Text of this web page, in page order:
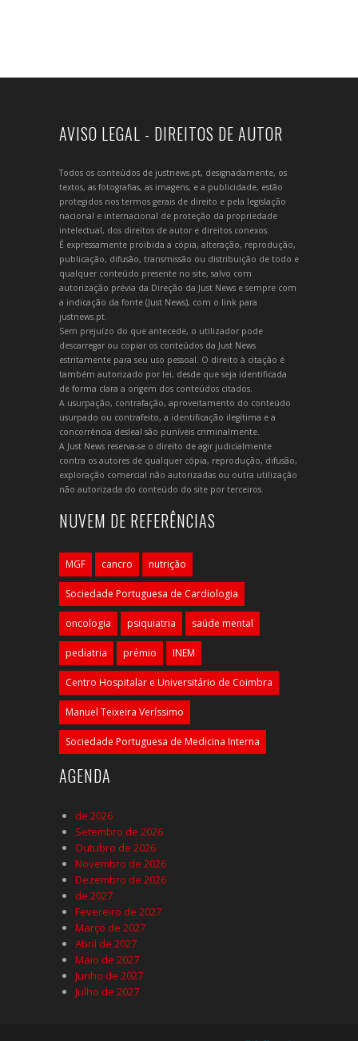
AVISO LEGAL - DIREITOS DE AUTOR
Todos os conteúdos de justnews.pt, designadamente, os
textos, as fotografias, as imagens, e a publicidade, estão
protegidos nos termos gerais de direito e pela legislação
nacional e internacional de proteção da propriedade
intelectual, dos direitos de autor e direitos conexos.
É expressamente proibida a cópia, alteração, reprodução,
publicação, difusão, transmissão ou distribuição de todo e
qualquer conteúdo presente no site, salvo com
autorização prévia da Direção da Just News e sempre com
a indicação da fonte (Just News), com o link para
justnews.pt.
Sem prejuízo do que antecede, o utilizador pode
descarregar ou copiar os conteúdos da Just News
estritamente para seu uso pessoal. O direito à citação é
também autorizado por lei, desde que seja identificada
de forma clara a origem dos conteúdos citados.
A usurpação, contrafação, aproveitamento do conteúdo
usurpado ou contrafeito, a identificação ilegítima e a
concorrência desleal são puníveis criminalmente.
A Just News reserva-se o direito de agir judicialmente
contra os autores de qualquer cópia, reprodução, difusão,
exploração comercial não autorizadas ou outra utilização
não autorizada do conteúdo do site por terceiros.
NUVEM DE REFERÊNCIAS
MGF cancro nutrição
Sociedade Portuguesa de Cardiologia
oncologia psiquiatria saúde mental
pediatria prémio INEM
Centro Hospitalar e Universitário de Coimbra
Manuel Teixeira Veríssimo
Sociedade Portuguesa de Medicina Interna
AGENDA
de 2026
Setembro de 2026
Outubro de 2026
Novembro de 2026
Dezembro de 2026
de 2027
Fevereiro de 2027
Março de 2027
Abril de 2027
Maio de 2027
Junho de 2027
Julho de 2027